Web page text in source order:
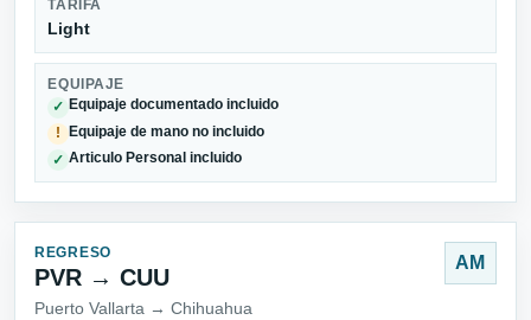
TARIFA
Light
EQUIPAJE
✓ Equipaje documentado incluido
! Equipaje de mano no incluido
✓ Articulo Personal incluido
REGRESO
PVR → CUU
Puerto Vallarta → Chihuahua
AM